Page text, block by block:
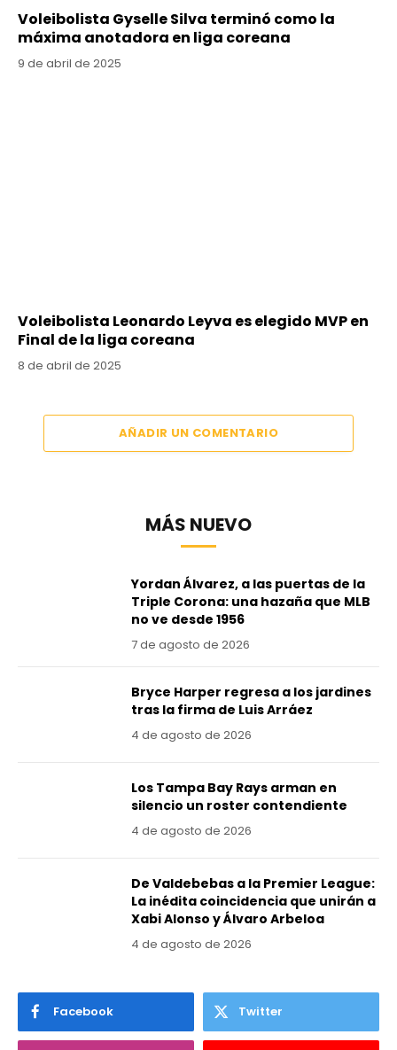
Voleibolista Gyselle Silva terminó como la
máxima anotadora en liga coreana
9 de abril de 2025
Voleibolista Leonardo Leyva es elegido MVP en
Final de la liga coreana
8 de abril de 2025
AÑADIR UN COMENTARIO
MÁS NUEVO
Yordan Álvarez, a las puertas de la
Triple Corona: una hazaña que MLB
no ve desde 1956
7 de agosto de 2026
Bryce Harper regresa a los jardines
tras la firma de Luis Arráez
4 de agosto de 2026
Los Tampa Bay Rays arman en
silencio un roster contendiente
4 de agosto de 2026
De Valdebebas a la Premier League:
La inédita coincidencia que unirán a
Xabi Alonso y Álvaro Arbeloa
4 de agosto de 2026
Facebook Twitter